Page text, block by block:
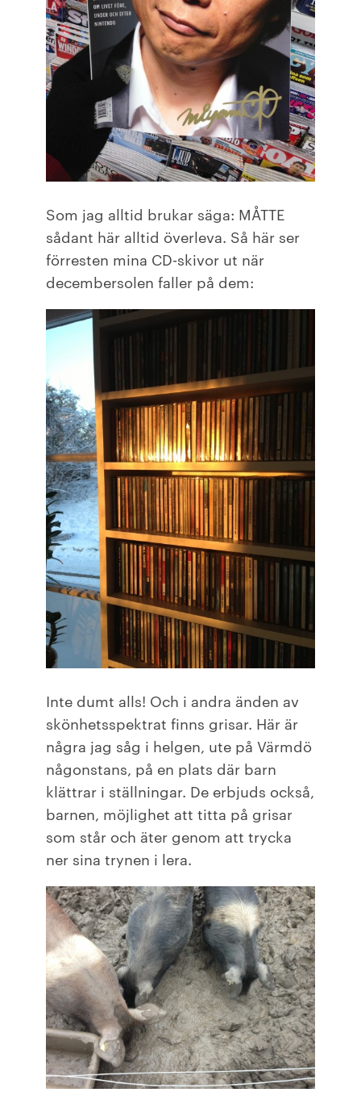
Som jag alltid brukar säga: MÅTTE
sådant här alltid överleva. Så här ser
förresten mina CD-skivor ut när
decembersolen faller på dem:
Inte dumt alls! Och i andra änden av
skönhetsspektrat finns grisar. Här är
några jag såg i helgen, ute på Värmdö
någonstans, på en plats där barn
klättrar i ställningar. De erbjuds också,
barnen, möjlighet att titta på grisar
som står och äter genom att trycka
ner sina trynen i lera.